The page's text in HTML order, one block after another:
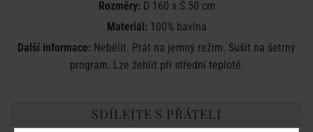
Rozměry:D 160 x Š 50 cm
Materiál:100% bavlna
Další informace: Nebělit. Prát na jemný režim. Sušit na šetrný
program. Lze žehlit při střední teplotě.
SDÍLEJTE S PŘÁTELI